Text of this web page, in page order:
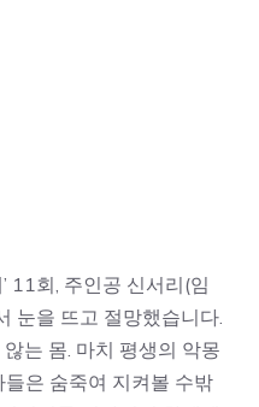
11회, 주인공 신서리(임
눈을 뜨고 절망했습니다.
는 몸. 마치 평생의 악몽
은 숨죽여 지켜볼 수밖